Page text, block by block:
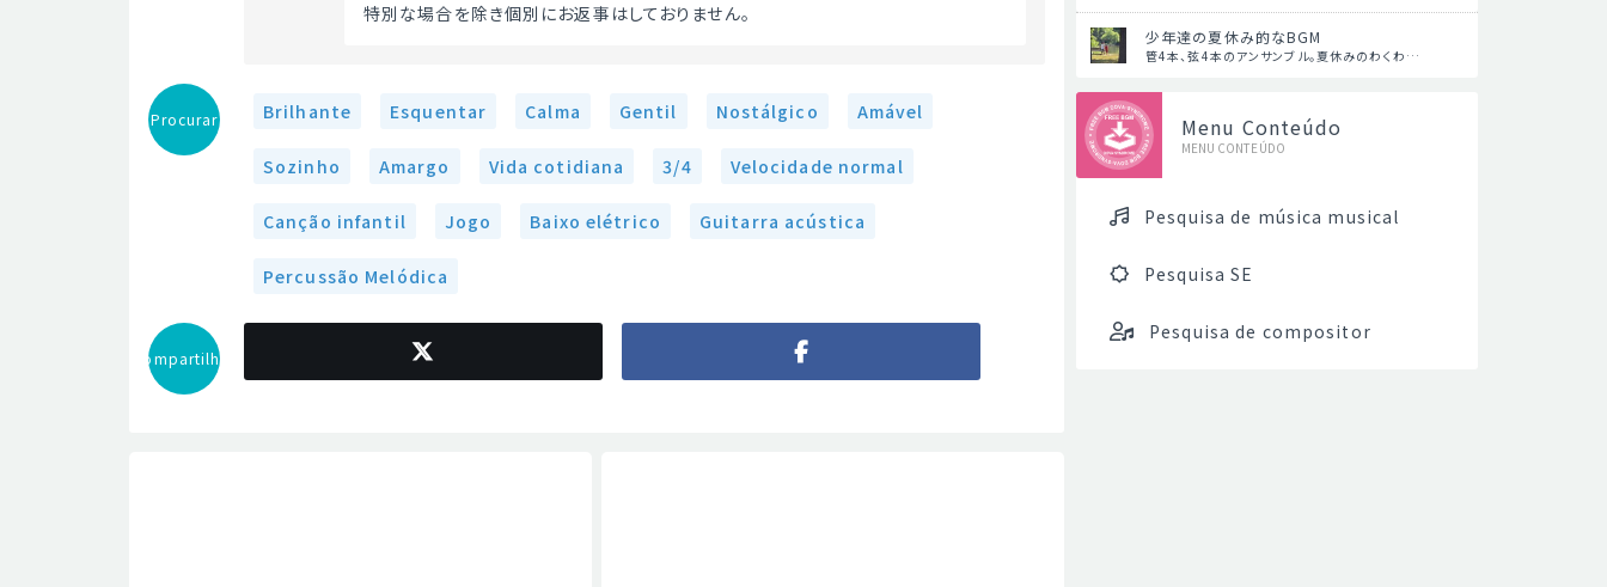
特別な場合を除き個別にお返事はしておりません。
Procurar Brilhante Esquentar Calma Gentil Nostálgico Amável
Sozinho Amargo Vida cotidiana 3/4 Velocidade normal
Canção infantil Jogo Baixo elétrico Guitarra acústica
Percussão Melódica
Compartilhar
少年達の夏休み的なBGM
管4本、弦4本のアンサンブル。夏休みのわくわ…
Menu Conteúdo
MENU CONTEÚDO
Pesquisa de música musical
Pesquisa SE
Pesquisa de compositor